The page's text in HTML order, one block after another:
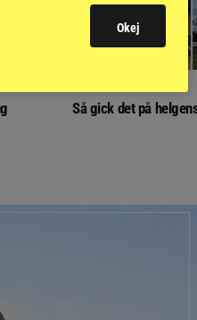
Så gick det på
Okej